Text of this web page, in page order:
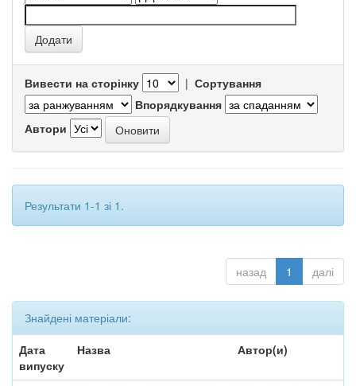
Вивести на сторінку | Сортування
Впорядкування
Автори
Результати 1-1 зі 1.
назад 1 далі
Знайдені матеріали:
Дата
випуску
Назва Автор(и)